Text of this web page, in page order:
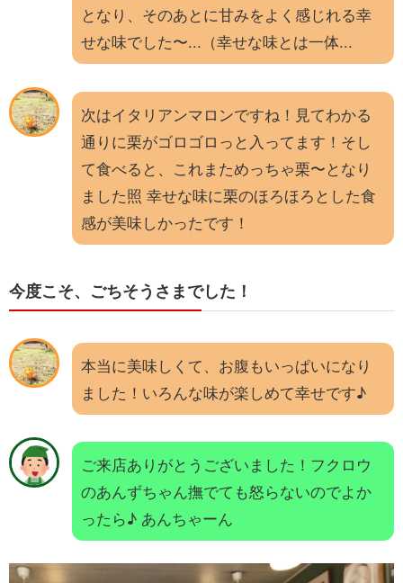
となり、そのあとに甘みをよく感じれる幸
せな味でした〜...（幸せな味とは一体...
次はイタリアンマロンですね！見てわかる
通りに栗がゴロゴロっと入ってます！そし
て食べると、これまためっちゃ栗〜となり
ました照 幸せな味に栗のほろほろとした食
感が美味しかったです！
今度こそ、ごちそうさまでした！
本当に美味しくて、お腹もいっぱいになり
ました！いろんな味が楽しめて幸せです♪
ご来店ありがとうございました！フクロウ
のあんずちゃん撫でても怒らないのでよか
ったら♪ あんちゃーん